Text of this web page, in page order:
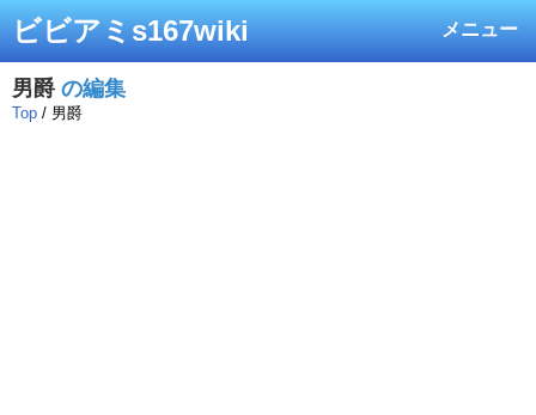
メニュー
ビビアミs167wiki
男爵 の編集
Top / 男爵